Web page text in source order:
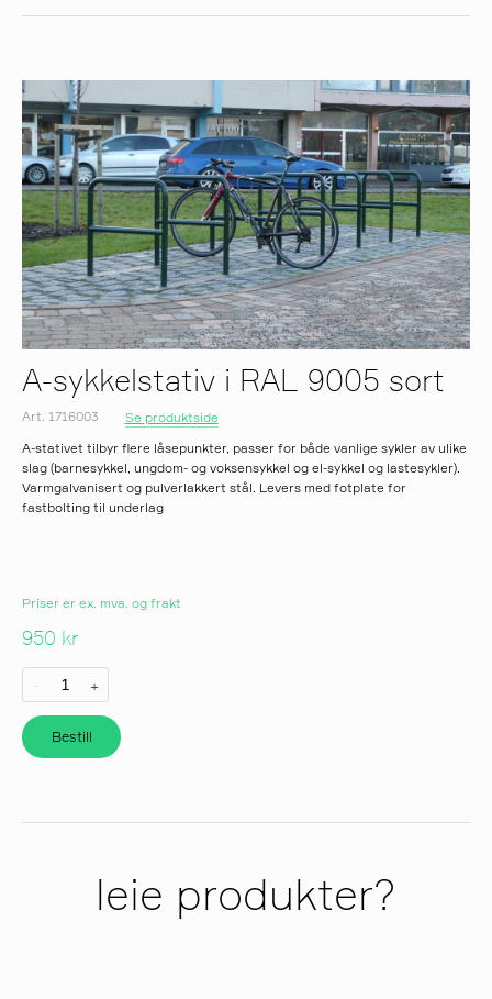
A-sykkelstativ i RAL 9005 sort
Art. 1716003
Se produktside
A-stativet tilbyr flere låsepunkter, passer for både vanlige sykler av ulike
slag (barnesykkel, ungdom- og voksensykkel og el-sykkel og lastesykler).
Varmgalvanisert og pulverlakkert stål. Levers med fotplate for
fastbolting til underlag
Priser er ex. mva. og frakt
950 kr
- +
Bestill
leie produkter?